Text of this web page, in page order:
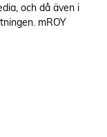
och då även i
mROY